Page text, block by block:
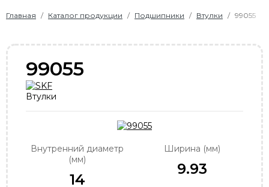
+7 (831) 215-14-27
order@podshipnik-nn.ru
Главная Каталог продукции Подшипники Втулки 99055
99055
Втулки
Внутренний диаметр
(мм)
14
Ширина (мм)
9.93